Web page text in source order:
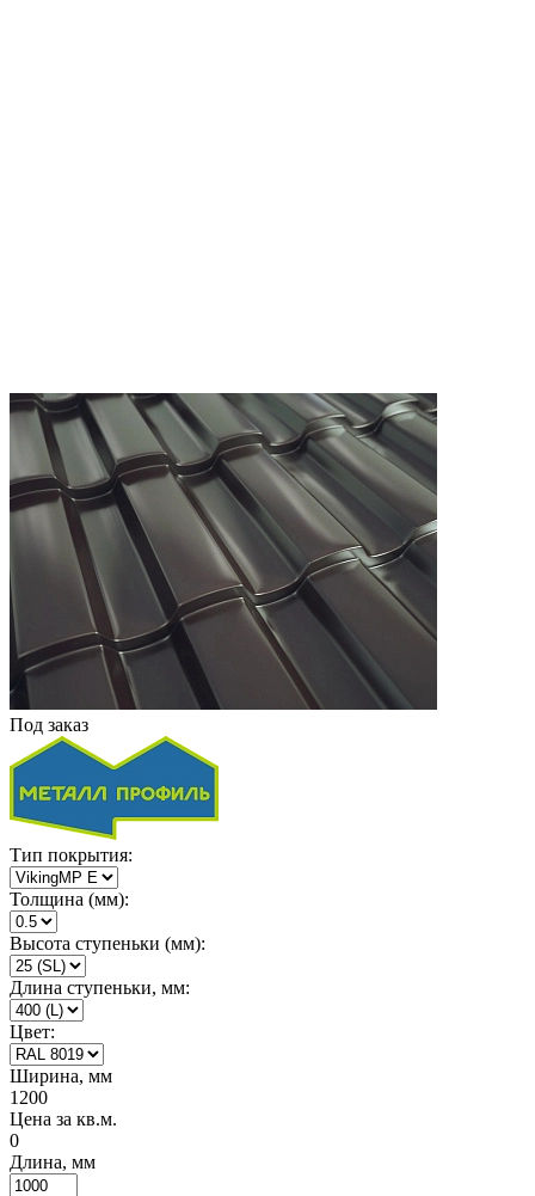
Под заказ
Тип покрытия:
Толщина (мм):
Высота ступеньки (мм):
Длина ступеньки, мм:
Цвет:
Ширина, мм
1200
Цена за кв.м.
0
Длина, мм